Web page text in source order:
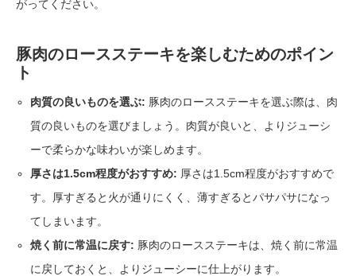
がってください。
豚肉のロースステーキを楽しむためのポイン
ト
肉質の良いものを選ぶ: 豚肉のロースステーキを選ぶ際は、肉
質の良いものを選びましょう。肉質が良いと、よりジューシ
ーで柔らかな味わいが楽しめます。
厚さは1.5cm程度がおすすめ: 厚さは1.5cm程度がおすすめで
す。厚すぎると火が通りにくく、薄すぎるとパサパサになっ
てしまいます。
焼く前に常温に戻す: 豚肉のロースステーキは、焼く前に常温
に戻しておくと、よりジューシーに仕上がります。